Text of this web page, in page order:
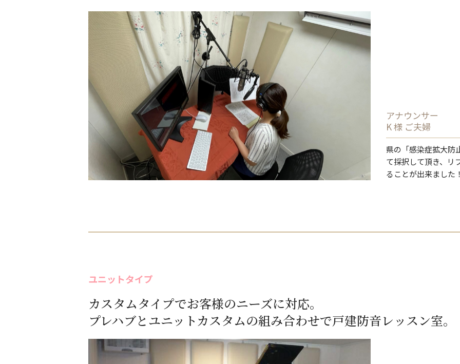
アナウンサー
K 様 ご夫婦
県の「感染症拡大防
て採択して頂き、リ
ることが出来ました
ユニットタイプ
カスタムタイプでお客様のニーズに対応。
プレハブとユニットカスタムの組み合わせで戸建防音レッスン室。